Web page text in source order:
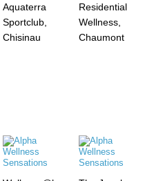
Aquaterra
Sportclub,
Chisinau
Residential
Wellness,
Chaumont